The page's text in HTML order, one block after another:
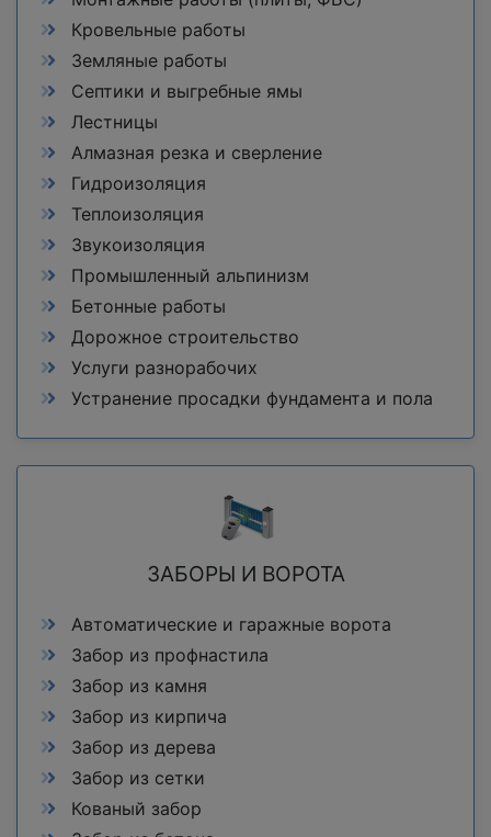
Кровельные работы
Земляные работы
Септики и выгребные ямы
Лестницы
Алмазная резка и сверление
Гидроизоляция
Теплоизоляция
Звукоизоляция
Промышленный альпинизм
Бетонные работы
Дорожное строительство
Услуги разнорабочих
Устранение просадки фундамента и пола
ЗАБОРЫ И ВОРОТА
Автоматические и гаражные ворота
Забор из профнастила
Забор из камня
Забор из кирпича
Забор из дерева
Забор из сетки
Кованый забор